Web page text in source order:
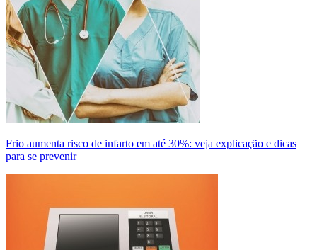
Frio aumenta risco de infarto em até 30%: veja explicação e dicas
para se prevenir